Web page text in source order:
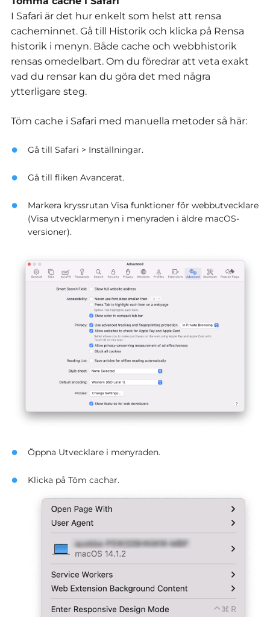
I Safari är det hur enkelt som helst att rensa
cacheminnet. Gå till Historik och klicka på Rensa
historik i menyn. Både cache och webbhistorik
rensas omedelbart. Om du föredrar att veta exakt
vad du rensar kan du göra det med några
ytterligare steg.
Töm cache i Safari med manuella metoder så här:
Gå till Safari > Inställningar.
Gå till fliken Avancerat.
Markera kryssrutan Visa funktioner för webbutvecklare
(Visa utvecklarmenyn i menyraden i äldre macOS-
versioner).
Öppna Utvecklare i menyraden.
Klicka på Töm cachar.